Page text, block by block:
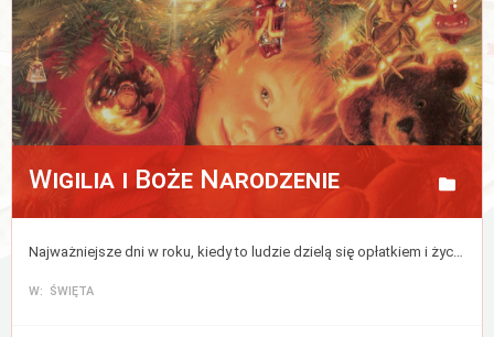
Aktywne
tematy
WIĘCEJ…
Wyszukiwanie
Wigilia i Boże Narodzenie
Najważniejsze dni w roku, kiedy to ludzie dzielą się opłatkiem i życzą sobie wszystkiego co najlepsze, a zwierzęta mówią ludzkim głosem.
W: ŚWIĘTA